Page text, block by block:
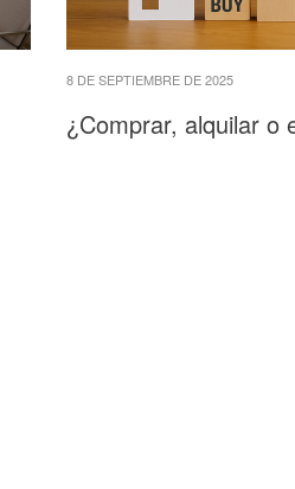
8 DE SEPTIEMBRE DE 2025
¿Comprar, alquilar o